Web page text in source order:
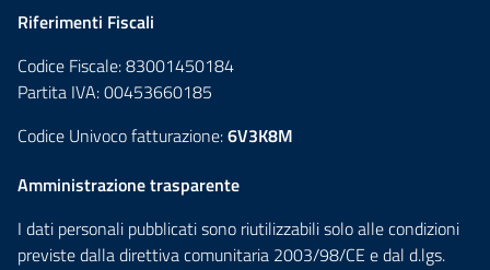
Riferimenti Fiscali
Codice Fiscale: 83001450184
Partita IVA: 00453660185
Codice Univoco fatturazione:6V3K8M
Amministrazione trasparente
I dati personali pubblicati sono riutilizzabili solo alle condizioni
previste dalla direttiva comunitaria 2003/98/CE e dal d.lgs.